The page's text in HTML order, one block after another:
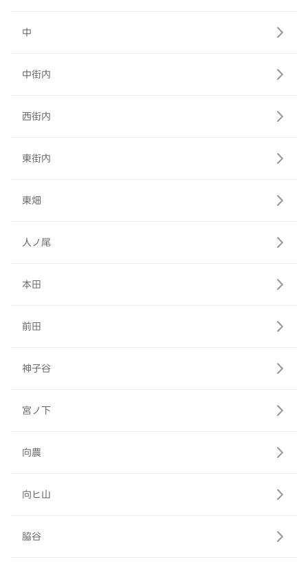
中
中街内
西街内
東街内
東畑
人ノ尾
本田
前田
神子谷
宮ノ下
向農
向ヒ山
脇谷